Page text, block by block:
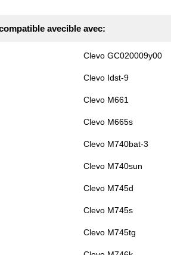
avecible avec:
Clevo GC020009y00
Clevo Idst-9
Clevo M661
Clevo M665s
Clevo M740bat-3
Clevo M740sun
Clevo M745d
Clevo M745s
Clevo M745tg